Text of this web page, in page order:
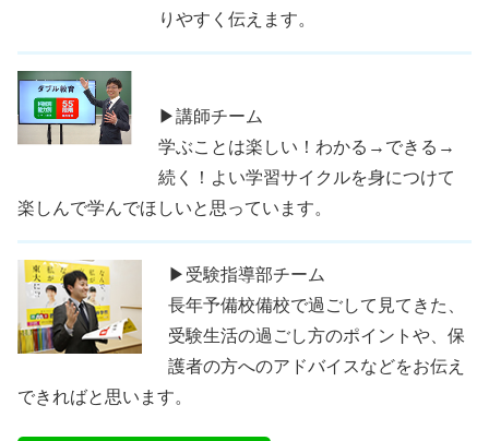
りやすく伝えます。
▶講師チーム
学ぶことは楽しい！わかる→できる→
続く！よい学習サイクルを身につけて
楽しんで学んでほしいと思っています。
▶受験指導部チーム
長年予備校備校で過ごして見てきた、
受験生活の過ごし方のポイントや、保
護者の方へのアドバイスなどをお伝え
できればと思います。